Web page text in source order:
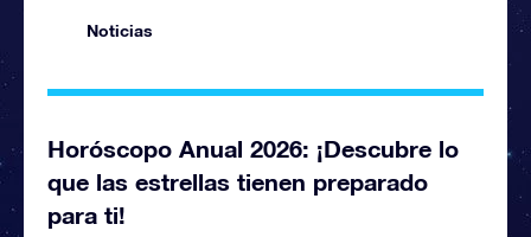
Noticias
Horóscopo Anual 2026: ¡Descubre lo
que las estrellas tienen preparado
para ti!